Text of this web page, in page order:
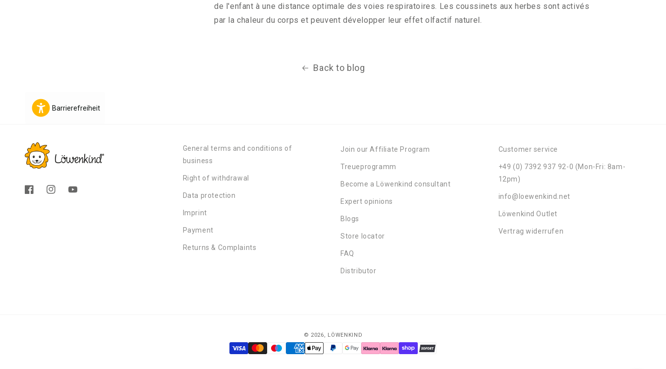
de l'enfant à une distance optimale des voies respiratoires. Les coussinets aux herbes sont activés
par la chaleur du corps et peuvent développer leur effet olfactif naturel.
Back to blog
Barrierefreiheit
FacebookInstagramYouTube
General terms and conditions of
business
Right of withdrawal
Data protection
Imprint
Payment
Returns & Complaints
Join our Affiliate Program
Treueprogramm
Become a Löwenkind consultant
Expert opinions
Blogs
Store locator
FAQ
Distributor
Customer service
+49 (0) 7392 937 92-0 (Mon-Fri: 8am-
12pm)
info@loewenkind.net
Löwenkind Outlet
Vertrag widerrufen
© 2026, LÖWENKIND
Payment